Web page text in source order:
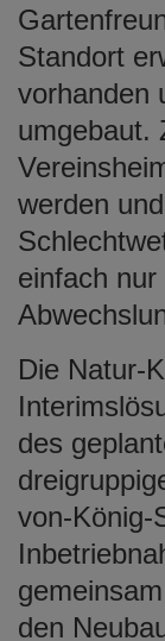
Standort
vorhanden
umgebaut.
werden
einfach
Die Natur-
des
von-König-
den